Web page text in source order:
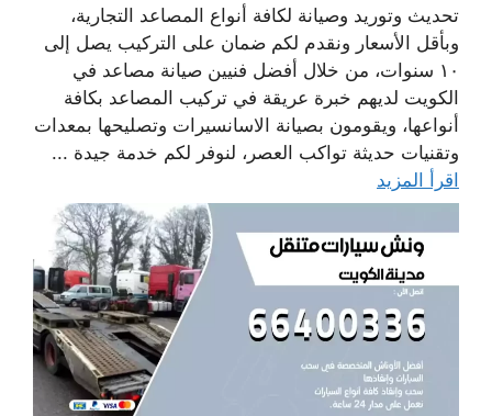
تحديث وتوريد وصيانة لكافة أنواع المصاعد التجارية،
وبأقل الأسعار ونقدم لكم ضمان على التركيب يصل إلى
١٠ سنوات، من خلال أفضل فنيين صيانة مصاعد في
الكويت لديهم خبرة عريقة في تركيب المصاعد بكافة
أنواعها، ويقومون بصيانة الاسانسيرات وتصليحها بمعدات
وتقنيات حديثة تواكب العصر، لنوفر لكم خدمة جيدة ...
اقرأ المزيد